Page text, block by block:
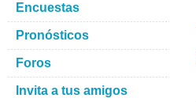
Encuestas
Pronósticos
Foros
Invita a tus amigos